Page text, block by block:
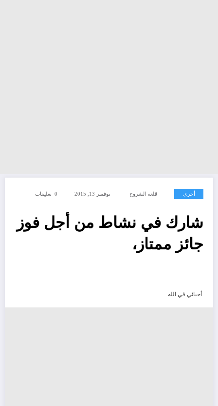
أخرى قلعة الشروح نوفمبر 13, 2015 0 تعليقات
شارك في نشاط من أجل فوز
جائز ممتاز،
أحبائي في الله